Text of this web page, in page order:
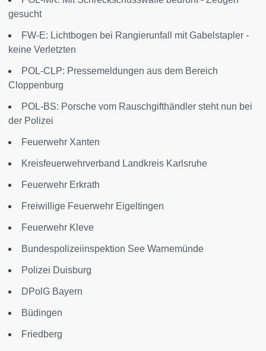
gesucht
FW-E: Lichtbogen bei Rangierunfall mit Gabelstapler -
keine Verletzten
POL-CLP: Pressemeldungen aus dem Bereich
Cloppenburg
POL-BS: Porsche vom Rauschgifthändler steht nun bei
der Polizei
Feuerwehr Xanten
Kreisfeuerwehrverband Landkreis Karlsruhe
Feuerwehr Erkrath
Freiwillige Feuerwehr Eigeltingen
Feuerwehr Kleve
Bundespolizeiinspektion See Warnemünde
Polizei Duisburg
DPolG Bayern
Büdingen
Friedberg